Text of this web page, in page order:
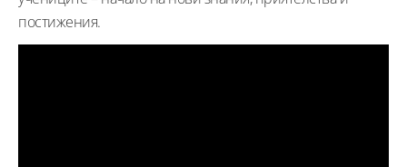
постижения.